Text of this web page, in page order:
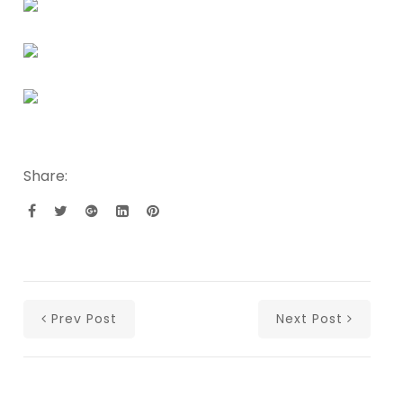
Share:
Prev Post Next Post